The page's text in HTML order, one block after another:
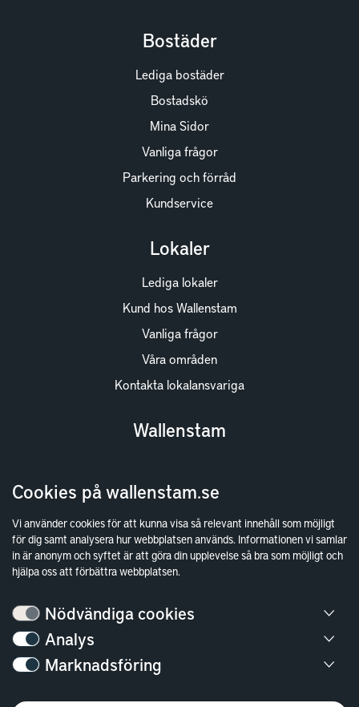
Cookies på wallenstam.se
Vi använder cookies för att kunna visa så relevant innehåll som möjligt
för dig samt analysera hur webbplatsen används. Informationen vi samlar
in är anonym och syftet är att göra din upplevelse så bra som möjligt och
hjälpa oss att förbättra webbplatsen.
Nödvändiga cookies
Analys
Marknadsföring
Bostäder
Lediga bostäder
Bostadskö
Mina Sidor
Vanliga frågor
Parkering och förråd
Kundservice
Lokaler
Lediga lokaler
Kund hos Wallenstam
Vanliga frågor
Våra områden
Kontakta lokalansvariga
Wallenstam
Finansiella rapporter
Sök fakturamottagare
Våra fastigheter
Hållbarhet
Kundservice